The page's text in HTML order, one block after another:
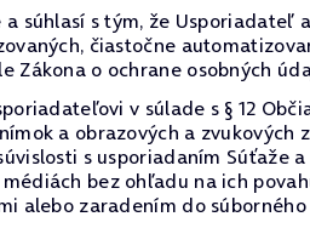
súhlasí s tým, že
čiastočne
Zákona o ochrane osobných
v súlade s § 12
a obrazových a
s usporiadaním Súťaže
bez ohľadu na ich
alebo zaradením do